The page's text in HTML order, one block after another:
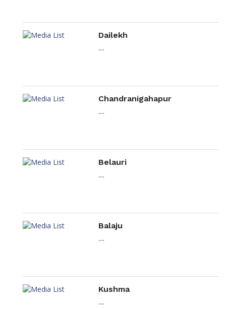
Dailekh
....
Chandranigahapur
....
Belauri
....
Balaju
....
Kushma
....